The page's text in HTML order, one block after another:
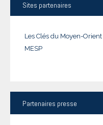
Sites partenaires
Les Clés du Moyen-Orient
MESP
Partenaires presse